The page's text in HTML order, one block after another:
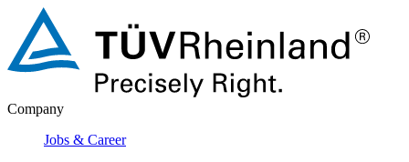
Company
Jobs & Career